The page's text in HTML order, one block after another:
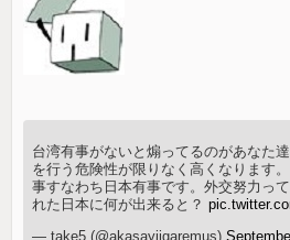
台湾有事がないと煽ってるのがあなた
を行う危険性が限りなく高くなります
事すなわち日本有事です。外交努力っ
れた日本に何が出来ると？
— take5 (@akasayiigaremus)